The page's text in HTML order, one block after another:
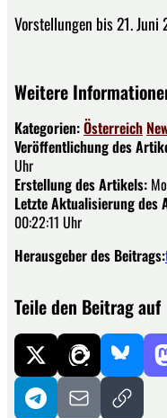
Vorstellungen bis 21. Juni
Weitere
Kategorien:Österreich
Veröffentlichung des
Uhr
Erstellung des Artikels:
Letzte Aktualisierung des
00:22:11 Uhr
Herausgeber des Beitrags:
Teile den Beitrag auf